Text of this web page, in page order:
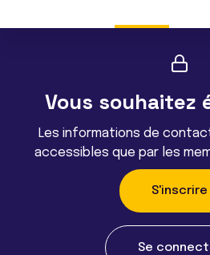
Vous souhaitez
Les informations de
accessibles que par les
S'inscrire
Se